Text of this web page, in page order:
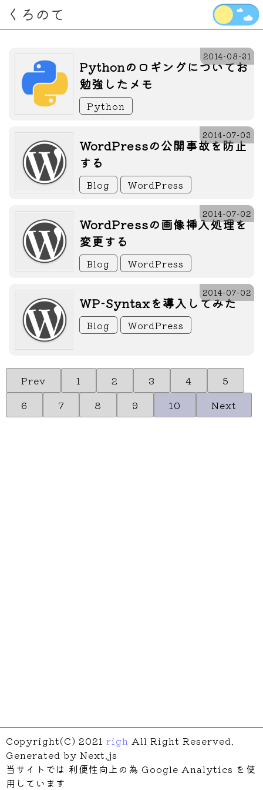
くろのて
Pythonのロギングについてお
勉強したメモ
2014-08-31
Python
WordPressの公開事故を防止
する
2014-07-03
Blog WordPress
WordPressの画像挿入処理を
変更する
2014-07-02
Blog WordPress
WP-Syntaxを導入してみた
2014-07-02
Blog WordPress
Prev 1 2 3 4
5
6
7 8 9 10 Next
Copyright(C) 2021 righ All Right Reserved.
Generated by Next.js
当サイトでは 利便性向上の為 Google Analytics を使
用しています